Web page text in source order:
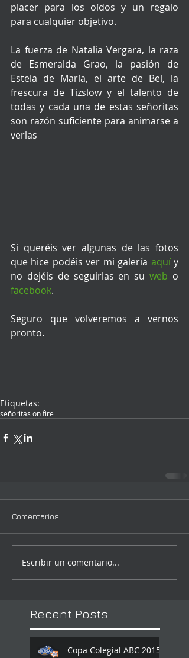
placer para los oídos y un regalo
para cualquier objetivo.
La fuerza de Natalia Vergara, la raza
de Esmeralda Grao, la pasión de
Estela de María, el arte de Bel, la
frescura de Tizslow y el talento de
todas y cada una de estas señoritas
son razón suficiente para animarse a
verlas
Si queréis ver algunas de las fotos
que hice podéis ver mi galería aquí y
no dejéis de seguirlas en su web
facebook.
Seguro que volveremos a vernos
pronto.
Etiquetas:
señoritas on fire
Comentarios
Escribir un comentario...
Recent Posts
Copa Colegial ABC 2015